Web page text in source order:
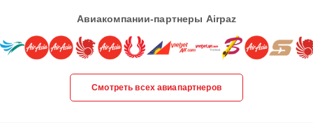
Авиакомпании-партнеры Airpaz
Смотреть всех авиапартнеров